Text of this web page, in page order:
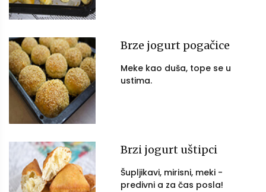
Brze jogurt pogačice
Meke kao duša, tope se u
ustima.
Brzi jogurt uštipci
Šupljikavi, mirisni, meki -
predivni a za čas posla!